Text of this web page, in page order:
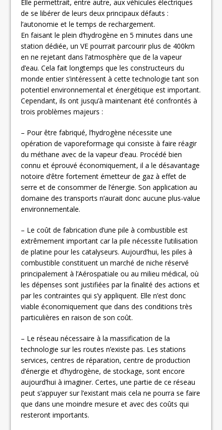
Elle permettrait, entre autre, aux véhicules électriques
de se libérer de leurs deux principaux défauts :
l’autonomie et le temps de rechargement.
En faisant le plein d’hydrogène en 5 minutes dans une
station dédiée, un VE pourrait parcourir plus de 400km
en ne rejetant dans l’atmosphère que de la vapeur
d’eau. Cela fait longtemps que les constructeurs du
monde entier s’intéressent à cette technologie tant son
potentiel environnemental et énergétique est important.
Cependant, ils ont jusqu’à maintenant été confrontés à
trois problèmes majeurs :
– Pour être fabriqué, l’hydrogène nécessite une
opération de vaporeformage qui consiste à faire réagir
du méthane avec de la vapeur d’eau. Procédé bien
connu et éprouvé économiquement, il a le désavantage
notoire d’être fortement émetteur de gaz à effet de
serre et de consommer de l’énergie. Son application au
domaine des transports n’aurait donc aucune plus-value
environnementale.
– Le coût de fabrication d’une pile à combustible est
extrêmement important car la pile nécessite l’utilisation
de platine pour les catalyseurs. Aujourd’hui, les piles à
combustible constituent un marché de niche réservé
principalement à l’Aérospatiale ou au milieu médical, où
les dépenses sont justifiées par la finalité des actions et
par les contraintes qui s’y appliquent. Elle n’est donc
viable économiquement que dans des conditions très
particulières en raison de son coût.
– Le réseau nécessaire à la massification de la
technologie sur les routes n’existe pas. Les stations
services, centres de réparation, centre de production
d’énergie et d’hydrogène, de stockage, sont encore
aujourd’hui à imaginer. Certes, une partie de ce réseau
peut s’appuyer sur l’existant mais cela ne pourra se faire
que dans une moindre mesure et avec des coûts qui
resteront importants.